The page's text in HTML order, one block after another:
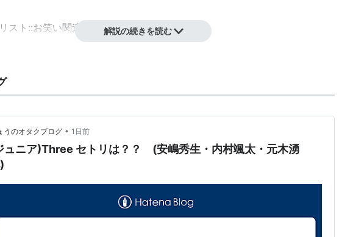
リスト::お笑い関連
Jr.
リスト::ジャニーズ関連キーワード//固有名詞
解説の続きを読む
うのオタクブログ • 1日前
ュニア)Three セトリは？？ (安嶋秀生・内村颯太・元木湧